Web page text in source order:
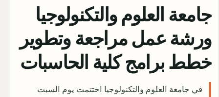
جامعة العلوم والتكنولوجيا
ورشة عمل مراجعة وتطوير
خطط برامج كلية الحاسبات
في جامعة العلوم والتكنولوجيا اختتمت يوم السبت